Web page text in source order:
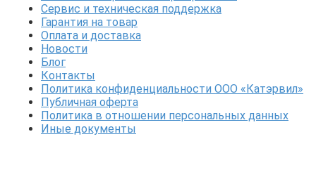
Сервис и техническая поддержка
Гарантия на товар
Оплата и доставка
Новости
Блог
Контакты
Политика конфиденциальности ООО «Катэрвил»
Публичная оферта
Политика в отношении персональных данных
Иные документы